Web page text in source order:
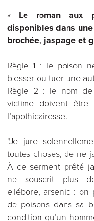
« Le roman aux
disponibles dans
brochée, jaspage et
Règle 1 : le poison
blesser ou tuer une
Règle 2 : le nom
victime doivent
l’apothicairesse.
"Je jure
toutes choses, de ne
À ce serment prêté
ne souscrit plus
ellébore, arsenic : on
de poisons dans sa
condition qu’un